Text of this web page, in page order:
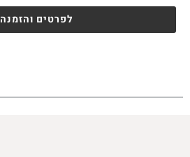
לפרטים והזמנה